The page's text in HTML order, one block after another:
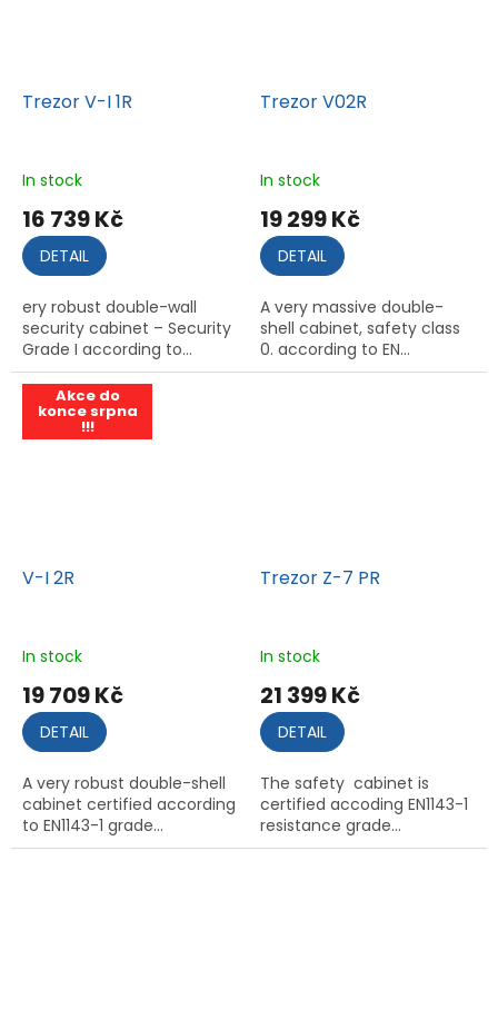
Trezor V-I 1R
In stock
16 739 Kč
DETAIL
ery robust double-wall
security cabinet – Security
Grade I according to...
Trezor V02R
In stock
19 299 Kč
DETAIL
A very massive double-
shell cabinet, safety class
0. according to EN...
Akce do
konce srpna
!!!
V-I 2R
In stock
19 709 Kč
DETAIL
A very robust double-shell
cabinet certified according
to EN1143-1 grade...
Trezor Z-7 PR
In stock
21 399 Kč
DETAIL
The safety cabinet is
certified accoding EN1143-1
resistance grade...